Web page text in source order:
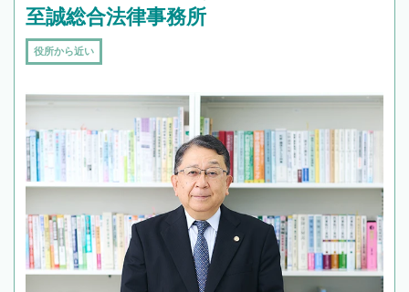
至誠総合法律事務所
役所から近い